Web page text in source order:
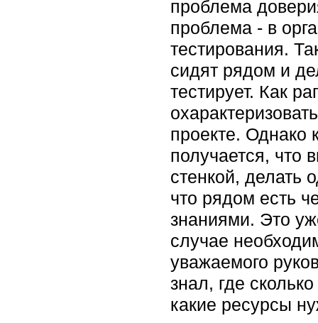
проблема
проблема - в
тестирования.
сидят рядом и
тестирует. Как
проекте. Однако
получается, что
стенкой, делать
что рядом есть
знаниями. Это
случае
уважаемого
знал, где
какие ресурсы